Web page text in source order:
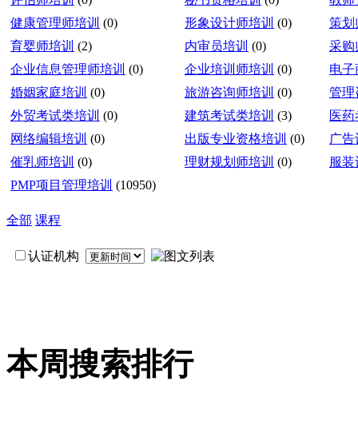
健康管理师培训 (0) 形象设计师培训 (0)
策划
育婴师培训 (2) 内审员培训 (0)
采购
企业信息管理师培训 (0) 企业培训师培训 (0)
电子
婚姻家庭培训 (0) 旅游咨询师培训 (0)
管理
外贸考试类培训 (0) 建筑考试类培训 (3)
医
网络编辑培训 (0) 出版专业资格培训 (0)
广
催乳师培训 (0) 理财规划师培训 (0)
服
PMP项目管理培训 (10950)
全部 课程
认证机构
本周搜索排行